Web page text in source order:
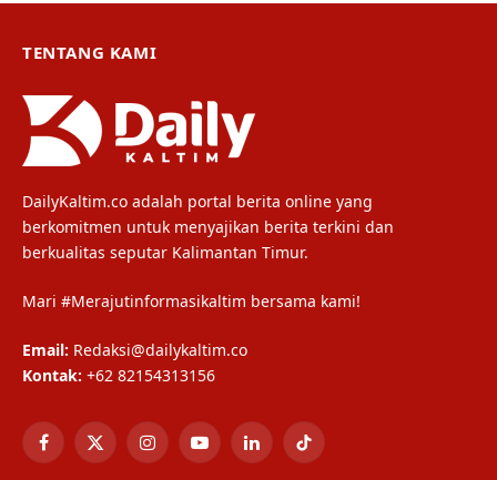
TENTANG KAMI
DailyKaltim.co adalah portal berita online yang
berkomitmen untuk menyajikan berita terkini dan
berkualitas seputar Kalimantan Timur.
Mari #Merajutinformasikaltim bersama kami!
Email: Redaksi@dailykaltim.co
Kontak: +62 82154313156
Facebook
X
InstagramYouTubeLinkedInTikTok